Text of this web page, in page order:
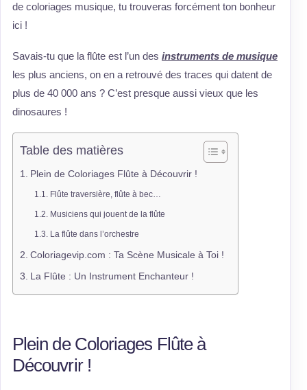
de coloriages musique, tu trouveras forcément ton bonheur
ici !
Savais-tu que la flûte est l’un des instruments de musique
les plus anciens, on en a retrouvé des traces qui datent de
plus de 40 000 ans ? C’est presque aussi vieux que les
dinosaures !
Table des matières
Plein de Coloriages Flûte à Découvrir !
Flûte traversière, flûte à bec…
Musiciens qui jouent de la flûte
La flûte dans l’orchestre
Coloriagevip.com : Ta Scène Musicale à Toi !
La Flûte : Un Instrument Enchanteur !
Plein de Coloriages Flûte à
Découvrir !